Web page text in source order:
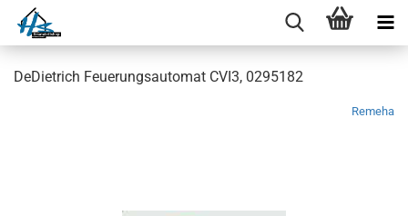
DeDietrich Feuerungsautomat CVI3, 0295182
Remeha